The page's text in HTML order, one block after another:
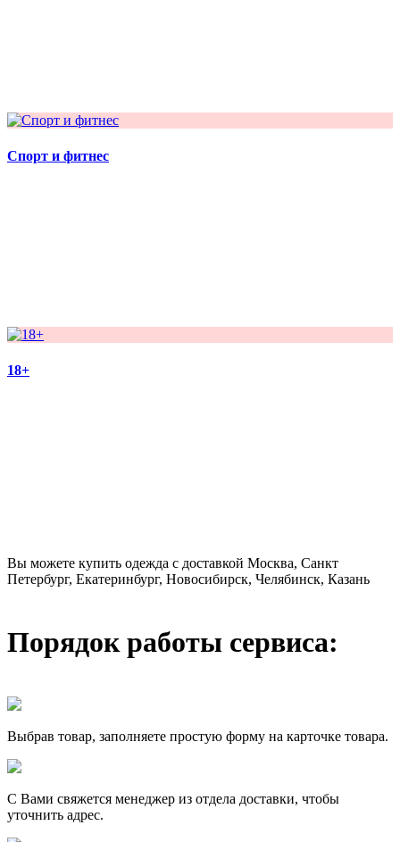
Спорт и фитнес
18+
Вы можете купить одежда с доставкой Москва, Санкт
Петербург, Екатеринбург, Новосибирск, Челябинск, Казань
Порядок работы сервиса:
Выбрав товар, заполняете простую форму на карточке товара.
С Вами свяжется менеджер из отдела доставки, чтобы
уточнить адрес.